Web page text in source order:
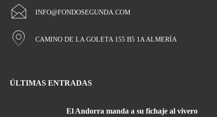
INFO@FONDOSEGUNDA.COM
CAMINO DE LA GOLETA 155 B5 1A ALMERÍA
ÚLTIMAS ENTRADAS
El Andorra manda a su fichaje al vivero